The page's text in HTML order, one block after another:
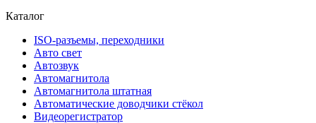
Каталог
ISO-разъемы, переходники
Авто свет
Автозвук
Автомагнитола
Автомагнитола штатная
Автоматические доводчики стёкол
Видеорегистратор